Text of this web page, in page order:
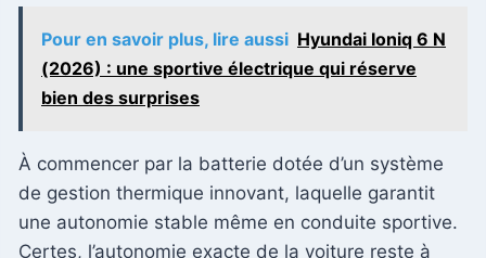
Pour en savoir plus, lire aussi Hyundai Ioniq 6 N
(2026) : une sportive électrique qui réserve
bien des surprises
À commencer par la batterie dotée d’un système
de gestion thermique innovant, laquelle garantit
une autonomie stable même en conduite sportive.
Certes, l’autonomie exacte de la voiture reste à